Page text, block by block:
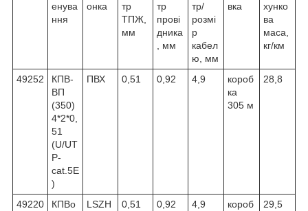
енува
ння
онка
тр
ТПЖ,
мм
тр
прові
дника
, мм
тр/
розмі
р
кабел
ю, мм
вка
хунко
ва
маса,
кг/км
49252
КПВ-
ВП
(350)
4*2*0,
51
(U/UT
P-
cat.5E
)
ПВХ 0,51 0,92 4,9
короб
ка
305 м
28,8
49220
КПВо
LSZH 0,51 0,92 4,9
короб
29,5